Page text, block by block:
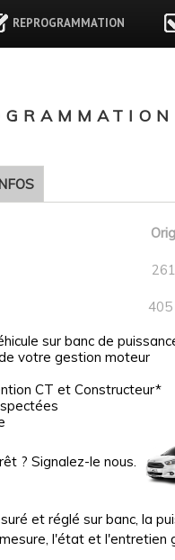
REPROGRAMMATION
405
sur banc de
votre gestion moteur
CT et Constructeur*
? Signalez-le nous.
et réglé sur banc, la
l'état et l'entretien